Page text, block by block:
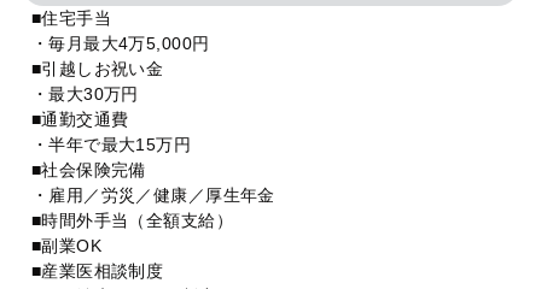
■住宅手当
・毎月最大4万5,000円
■引越しお祝い金
・最大30万円
■通勤交通費
・半年で最大15万円
■社会保険完備
・雇用／労災／健康／厚生年金
■時間外手当（全額支給）
■副業OK
■産業医相談制度